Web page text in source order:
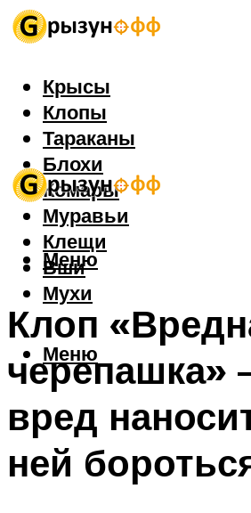
Крысы
Клопы
Тараканы
Блохи
Комары
Муравьи
Клещи
Вши
Мухи
Меню
Меню
Клоп
черепашка»
вред
ней